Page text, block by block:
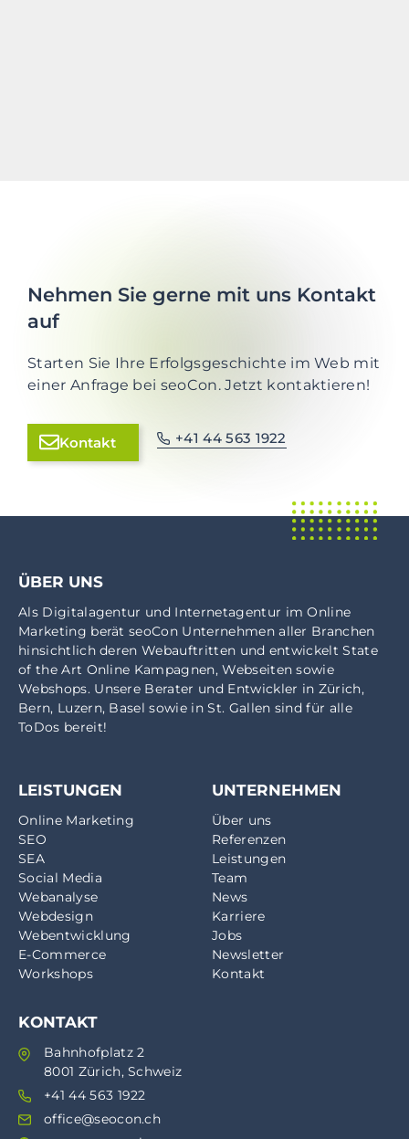
Nehmen Sie gerne mit uns Kontakt
auf
Starten Sie Ihre Erfolgsgeschichte im Web mit
einer Anfrage bei seoCon. Jetzt kontaktieren!
Kontakt +41 44 563 1922
ÜBER UNS
Als Digitalagentur und Internetagentur imOnline
Marketing berät seoCon Unternehmen aller Branchen
hinsichtlich deren Webauftritten und entwickelt State
of the Art Online Kampagnen, Webseiten sowie
Webshops. Unsere Berater und Entwickler in Zürich,
Bern, Luzern, Basel sowie inSt. Gallen sind für alle
ToDos bereit!
LEISTUNGEN
Online Marketing
SEO
SEA
Social Media
Webanalyse
Webdesign
Webentwicklung
E-Commerce
Workshops
UNTERNEHMEN
Über uns
Referenzen
Leistungen
Team
News
Karriere
Jobs
Newsletter
Kontakt
KONTAKT
Bahnhofplatz 2
8001 Zürich, Schweiz
+41 44 563 1922
office@seocon.ch